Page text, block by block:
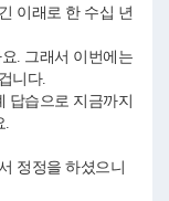
이래로 한 수십 년
. 그래서 이번에는
니다.
답습으로 지금까지
.
정정을 하셨으니